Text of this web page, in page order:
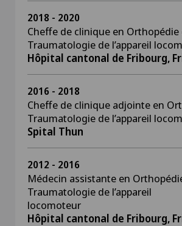
2018 - 2020
Cheffe de clinique en Orthopédie
Traumatologie de l’appareil
Hôpital cantonal de Fribourg,
2016 - 2018
Cheffe de clinique adjointe en
Traumatologie de l’appareil
Spital Thun
2012 - 2016
Médecin assistante en
Traumatologie de l’appareil
locomoteur
Hôpital cantonal de Fribourg,